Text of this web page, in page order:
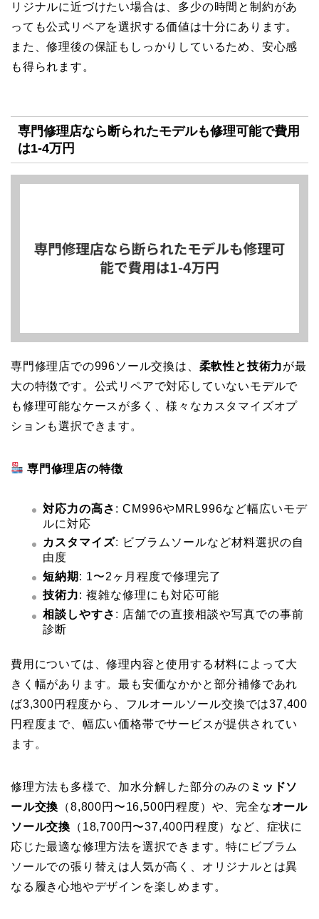
リジナルに近づけたい場合は、多少の時間と制約があ
っても公式リペアを選択する価値は十分にあります。
また、修理後の保証もしっかりしているため、安心感
も得られます。
専門修理店なら断られたモデルも修理可能で費用
は1-4万円
専門修理店での996ソール交換は、 柔軟性と技術力が最
大の特徴です。公式リペアで対応していないモデルで
も修理可能なケースが多く、様々なカスタマイズオプ
ションも選択できます。
専門修理店の特徴
対応力の高さ : CM996やMRL996など幅広いモデ
ルに対応
カスタマイズ: ビブラムソールなど材料選択の自
由度
短納期 : 1〜2ヶ月程度で修理完了
技術力: 複雑な修理にも対応可能
相談しやすさ : 店舗での直接相談や写真での事前
診断
費用については、修理内容と使用する材料によって大
きく幅があります。最も安価なかかと部分補修であれ
ば3,300円程度から、フルオールソール交換では37,400
円程度まで、幅広い価格帯でサービスが提供されてい
ます。
修理方法も多様で、加水分解した部分のみの ミッドソ
ール交換 （8,800円〜16,500円程度）や、完全なオール
ソール交換 （18,700円〜37,400円程度）など、症状に
応じた最適な修理方法を選択できます。特にビブラム
ソールでの張り替えは人気が高く、オリジナルとは異
なる履き心地やデザインを楽しめます。